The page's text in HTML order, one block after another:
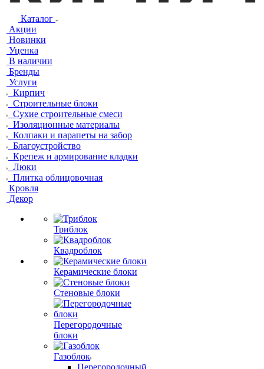
Каталог
Акции
Новинки
Уценка
В наличии
Бренды
Услуги
Кирпич
Строительные блоки
Сухие строительные смеси
Изоляционные материалы
Колпаки и парапеты на забор
Благоустройство
Крепеж и армирование кладки
Люки
Плитка облицовочная
Кровля
Декор
Триблок
Квадроблок
Керамические блоки
Стеновые блоки
Перегородочные
блоки
Газоблок
Перегородочный